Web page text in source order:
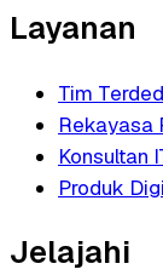
Layanan
Tim
Rekayasa
Konsultan
Produk
Jelajahi